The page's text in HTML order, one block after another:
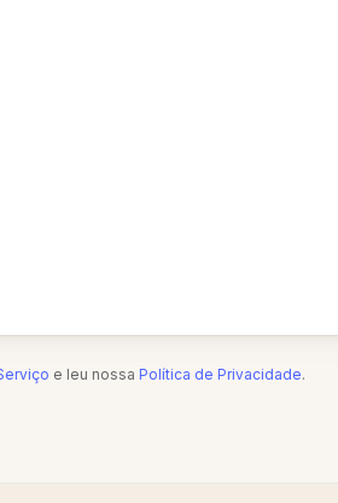
e leu nossa Política de Privacidade.